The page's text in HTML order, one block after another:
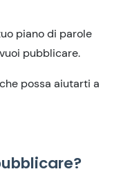
piano di parole
pubblicare.
possa aiutarti a